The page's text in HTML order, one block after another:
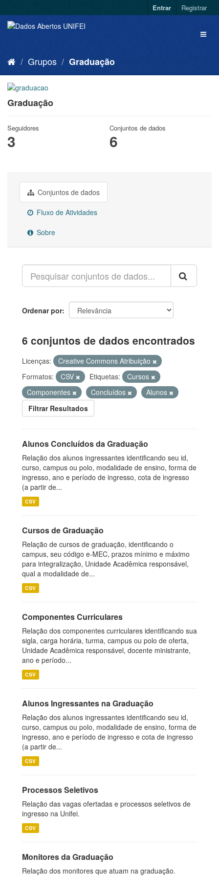
Entrar Registrar
Grupos Graduação
Graduação
Seguidores
3
Conjuntos de dados
6
Conjuntos de dados
Fluxo de Atividades
Sobre
Ordenar por
6 conjuntos de dados encontrados
Licenças:
Creative Commons Atribuição
Formatos:
CSV Etiquetas:
Cursos
Componentes
Concluídos
Alunos
Filtrar Resultados
Alunos Concluídos da Graduação
Relação dos alunos ingressantes identificando seu id,
curso, campus ou polo, modalidade de ensino, forma de
ingresso, ano e período de ingresso, cota de ingresso
(a partir de...
CSV
Cursos de Graduação
Relação de cursos de graduação, identificando o
campus, seu código e-MEC, prazos mínimo e máximo
para integralização, Unidade Acadêmica responsável,
qual a modalidade de...
CSV
Componentes Curriculares
Relação dos componentes curriculares identificando sua
sigla, carga horária, turma, campus ou polo de oferta,
Unidade Acadêmica responsável, docente ministrante,
ano e período...
CSV
Alunos Ingressantes na Graduação
Relação dos alunos ingressantes identificando seu id,
curso, campus ou polo, modalidade de ensino, forma de
ingresso, ano e período de ingresso e cota de ingresso
(a partir de...
CSV
Processos Seletivos
Relação das vagas ofertadas e processos seletivos de
ingresso na Unifei.
CSV
Monitores da Graduação
Relação dos monitores que atuam na graduação.